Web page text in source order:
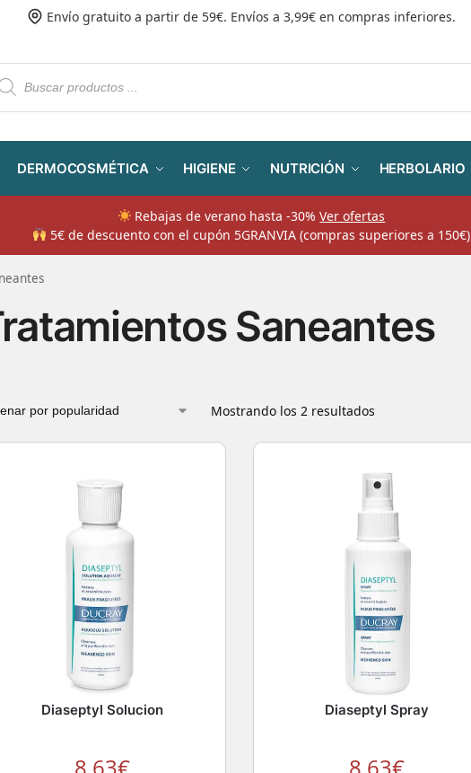
Envío gratuito a partir de 59€. Envíos a 3,99€ en compras inferiores.
DERMOCOSMÉTICA HIGIENE NUTRICIÓN HERBOLARIO
Rebajas de verano hasta -30%Ver ofertas
​ 5€ de descuento con el cupón 5GRANVIA (compras superiores a 150€)
Saneantes
Mostrando los 2 resultados
Diaseptyl Solucion Diaseptyl Spray